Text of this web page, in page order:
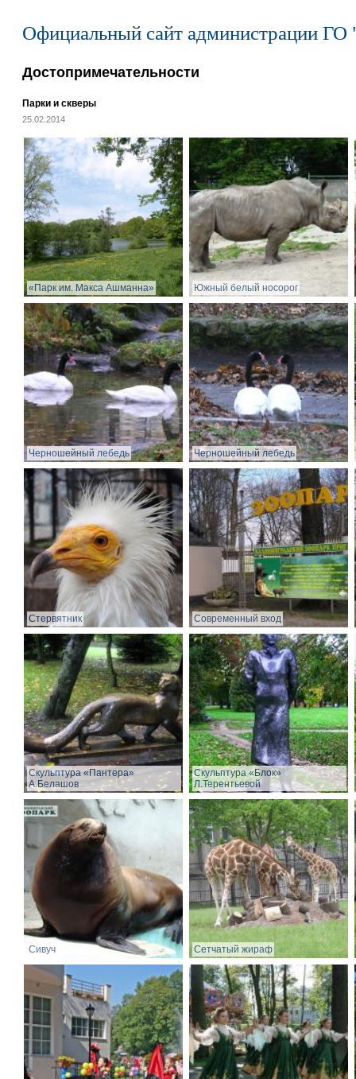
Официальный сайт администрации ГО
Достопримечательности
Парки и скверы
25.02.2014
«Парк им. Макса Ашманна» Южный белый носорог
Черношейный лебедь Черношейный лебедь
Стервятник Современный вход
Скульптура «Пантера»
А.Белашов
Скульптура «Блок»
Л.Терентьевой
Сивуч Сетчатый жираф